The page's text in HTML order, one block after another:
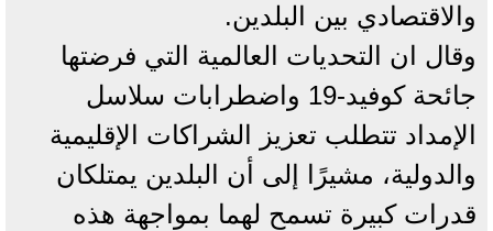
والاقتصادي بين البلدين.
وقال ان التحديات العالمية التي فرضتها
جائحة كوفيد-19 واضطرابات سلاسل
الإمداد تتطلب تعزيز الشراكات الإقليمية
والدولية، مشيرًا إلى أن البلدين يمتلكان
قدرات كبيرة تسمح لهما بمواجهة هذه